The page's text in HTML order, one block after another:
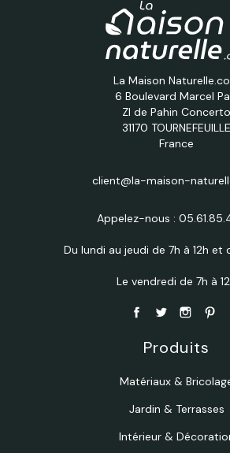
La Maison
6 Boulevard Marcel
ZI de Pahin Concerto
31170 TOURNEFEUILLE
France
client@la-maison-
Appelez-nous :
Du lundi au jeudi de 7h à 12h et
Le vendredi de 7h à
Produits
Matériaux &
Jardin & Terrasses
Intérieur &